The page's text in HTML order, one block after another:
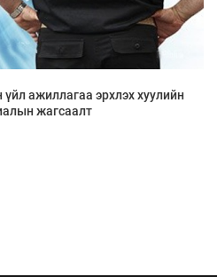
ажиллагаа эрхлэх хуулийн
жагсаалт